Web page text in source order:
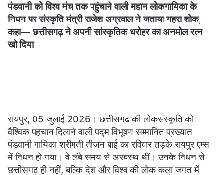
पंडवानी को विश्व मंच तक पहुंचाने वाली महान लोकगायिका के
निधन पर संस्कृति मंत्री राजेश अग्रवाल ने जताया गहरा शोक,
कहा— छत्तीसगढ़ ने अपनी सांस्कृतिक धरोहर का अनमोल रत्न
खो दिया
रायपुर, 05 जुलाई 2026। छत्तीसगढ़ की लोकसंस्कृति को
वैश्विक पहचान दिलाने वाली पद्म विभूषण सम्मानित प्रख्यात
पंडवानी गायिका श्रीमती तीजन बाई का रविवार तड़के रायपुर एम्स
में निधन हो गया। वे लंबे समय से अस्वस्थ थीं। उनके निधन से
छत्तीसगढ़ ही नहीं, बल्कि देश और विश्व की लोक कला जगत में